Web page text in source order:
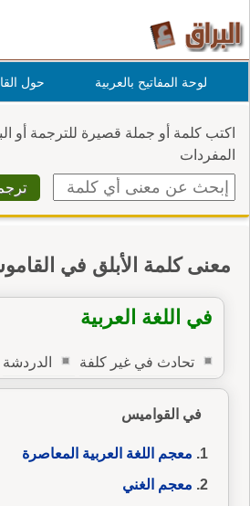
لوحة المفاتيح بالعربية حول
اكتب كلمة أو جملة قصيرة للترجمة
المفردات
معنى كلمة الأبلق في
في اللغة العربية
تحادث في غير كلفة الدردشة
في القواميس
معجم اللغة العربية المعاصرة
معجم الغني